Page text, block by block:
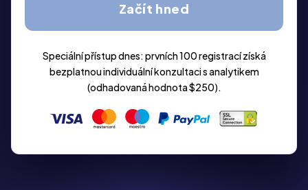
Začít hned
Speciální přístup dnes: prvních 100 registrací získá
bezplatnou individuální konzultaci s analytikem
(odhadovaná hodnota $250).